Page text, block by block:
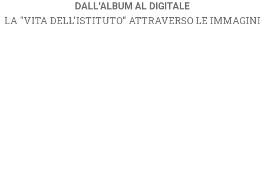
DALL'ALBUM AL DIGITALE
LA "VITA DELL'ISTITUTO" ATTRAVERSO LE IMMAGINI